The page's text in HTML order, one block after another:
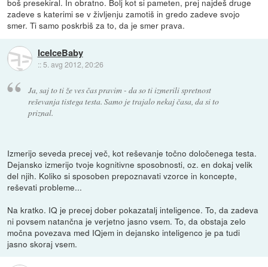
boš presekiral. In obratno. Bolj kot si pameten, prej najdeš druge
zadeve s katerimi se v življenju zamotiš in gredo zadeve svojo
smer. Ti samo poskrbiš za to, da je smer prava.
IceIceBaby
:: 5. avg 2012, 20:26
Ja, saj to ti že ves čas pravim - da so ti izmerili spretnost
reševanja tistega testa. Samo je trajalo nekaj časa, da si to
priznal.
Izmerijo seveda precej več, kot reševanje točno določenega testa.
Dejansko izmerijo tvoje kognitivne sposobnosti, oz. en dokaj velik
del njih. Koliko si sposoben prepoznavati vzorce in koncepte,
reševati probleme...
Na kratko. IQ je precej dober pokazatalj inteligence. To, da zadeva
ni povsem natančna je verjetno jasno vsem. To, da obstaja zelo
močna povezava med IQjem in dejansko inteligenco je pa tudi
jasno skoraj vsem.